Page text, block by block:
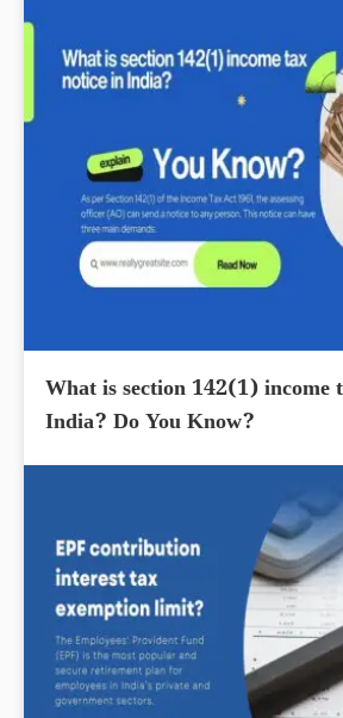
What is section 142(1) income
India? Do You Know?